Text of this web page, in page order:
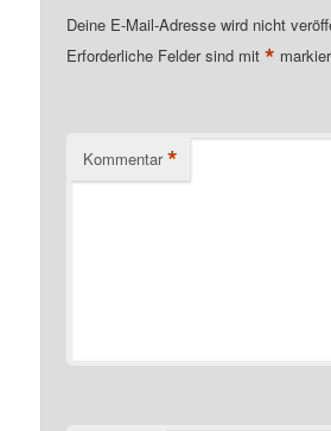
Deine E-Mail-Adresse wird nicht
Erforderliche Felder sind mit*
Kommentar *